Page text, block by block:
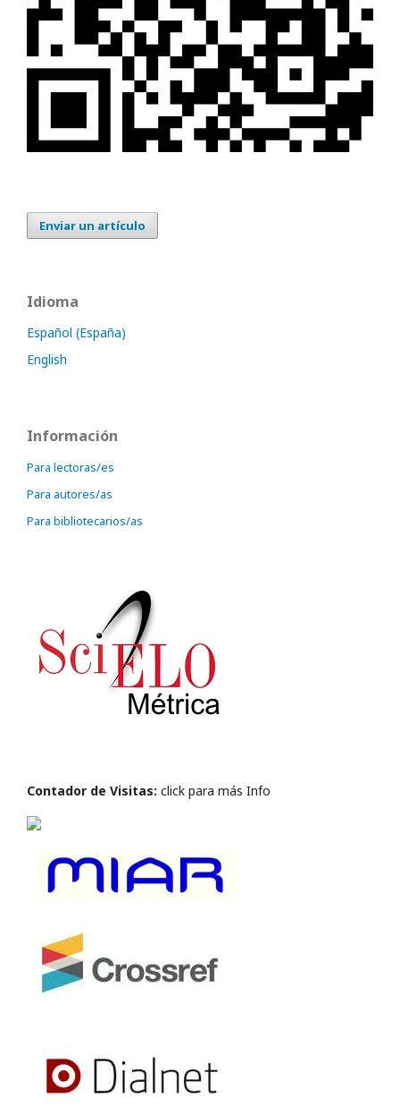
Enviar un artículo
Idioma
Español (España)
English
Información
Para lectoras/es
Para autores/as
Para bibliotecarios/as
Contador de Visitas: click para más Info